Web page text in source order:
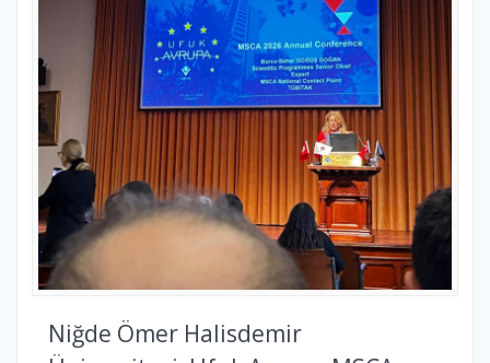
Niğde Ömer Halisdemir